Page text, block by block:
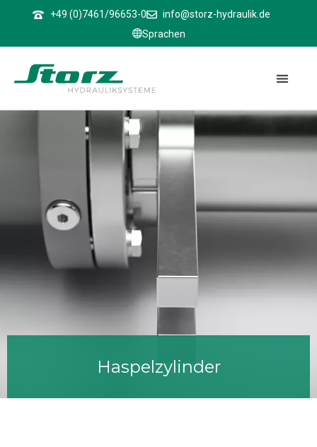
+49 (0)7461/96653-0
info@storz-hydraulik.de
Sprachen
Haspelzylinder